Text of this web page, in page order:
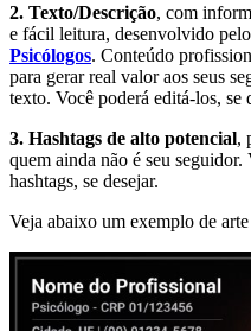
2. Texto/Descrição, com
e fácil leitura, desenvolvido
Psicólogos. Conteúdo
para gerar real valor aos seus
texto. Você poderá editá-los, se
3. Hashtags de alto potencial,
quem ainda não é seu
hashtags, se desejar.
Veja abaixo um exemplo de